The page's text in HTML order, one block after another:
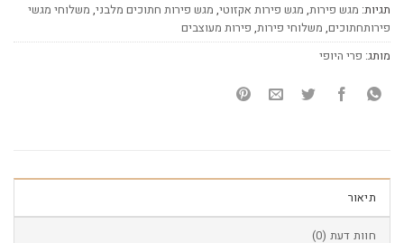
תגיות: מגש פירות, מגש פירות אקזוטי, מגש פירות חתוכים מלבני, משלוחי מגשי
פירותחתוכים, משלוחי פירות, פירות מעוצבים
מותג: פרי היופי
תיאור
חוות דעת (0)